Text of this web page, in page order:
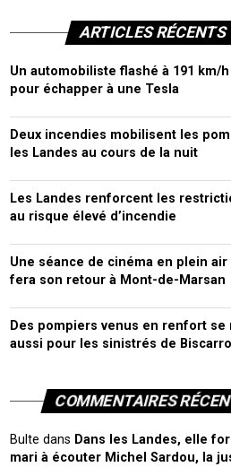
ARTICLES RÉCENTS
Un automobiliste flashé à 191 km/h
pour échapper à une Tesla
Deux incendies mobilisent les
les Landes au cours de la nuit
Les Landes renforcent les
au risque élevé d’incendie
Une séance de cinéma en plein
fera son retour à Mont-de-Marsan
Des pompiers venus en renfort se
aussi pour les sinistrés de
COMMENTAIRES
Bulte dans Dans les Landes, elle
mari à écouter Michel Sardou, la